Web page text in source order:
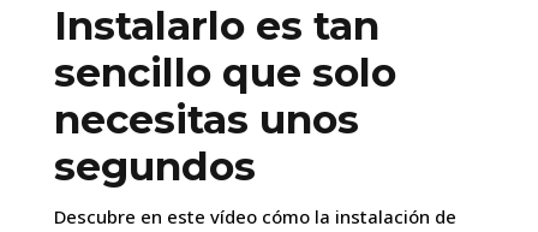
Instalarlo es tan
sencillo que solo
necesitas unos
segundos
Descubre en este vídeo cómo la instalación de